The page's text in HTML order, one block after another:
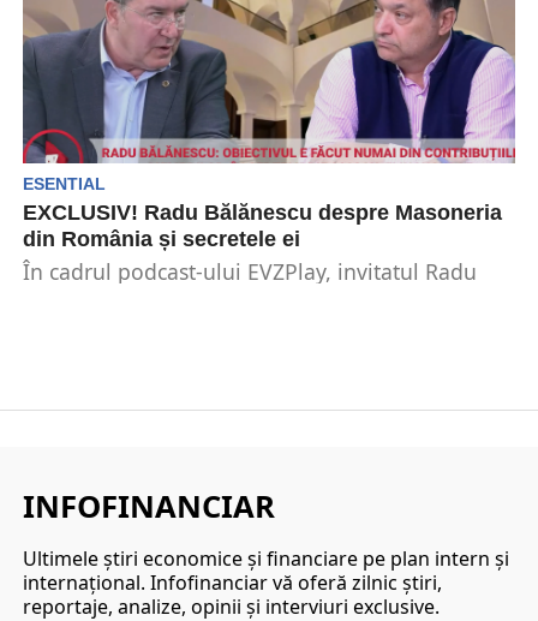
ESENTIAL
EXCLUSIV! Radu Bălănescu despre Masoneria
din România și secretele ei
În cadrul podcast-ului EVZPlay, invitatul Radu
INFOFINANCIAR
Ultimele ştiri economice şi financiare pe plan intern şi
internaţional. Infofinanciar vă oferă zilnic ştiri,
reportaje, analize, opinii şi interviuri exclusive.